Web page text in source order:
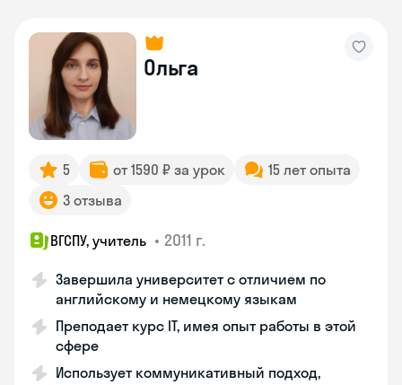
Ольга
5 от 1590 ₽ за урок
15 лет опыта
3 отзыва
ВГСПУ, учитель • 2011 г.
Завершила университет с отличием по
английскому и немецкому языкам
Преподает курс IT, имея опыт работы в этой
сфере
Использует коммуникативный подход,